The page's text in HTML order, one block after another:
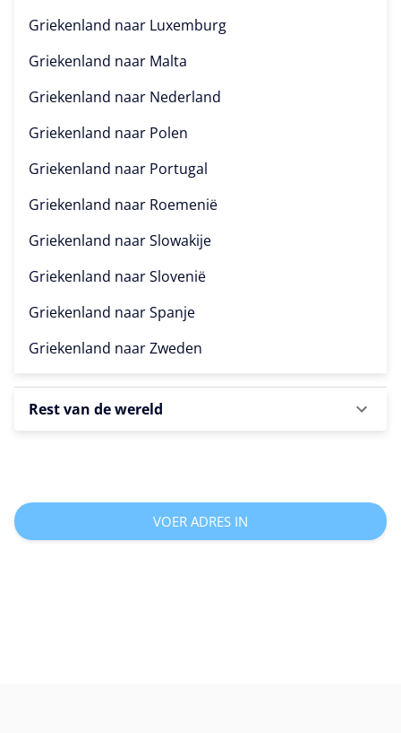
Griekenland naar Luxemburg
Griekenland naar Malta
Griekenland naar Nederland
Griekenland naar Polen
Griekenland naar Portugal
Griekenland naar Roemenië
Griekenland naarSlowakije
Griekenland naarSlovenië
Griekenland naarSpanje
Griekenland naarZweden
Rest van de wereld
VOER ADRES IN